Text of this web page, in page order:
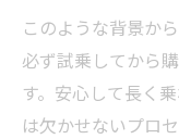
このような背景か
必ず試乗してから
す。安心して長く
は欠かせないプロセ